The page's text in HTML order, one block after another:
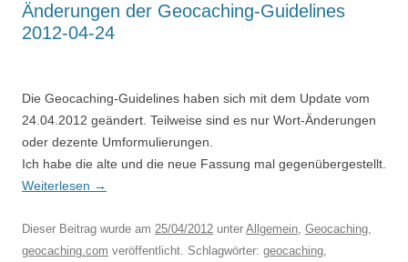
Änderungen der Geocaching-Guidelines
2012-04-24
Die Geocaching-Guidelines haben sich mit dem Update vom
24.04.2012 geändert. Teilweise sind es nur Wort-Änderungen
oder dezente Umformulierungen.
Ich habe die alte und die neue Fassung mal gegenübergestellt.
Weiterlesen →
Dieser Beitrag wurde am 25/04/2012 unter Allgemein, Geocaching,
geocaching.com veröffentlicht. Schlagwörter: geocaching,